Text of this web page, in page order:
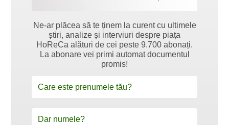
Ne-ar plăcea să te ținem la curent cu ultimele
știri, analize și interviuri despre piața
HoReCa alături de cei peste 9.700 abonați.
La abonare vei primi automat documentul
promis!